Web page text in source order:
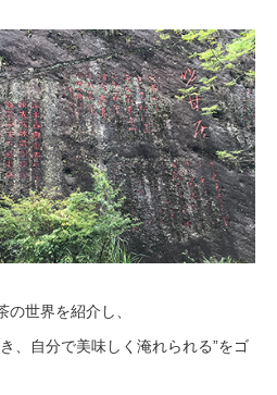
世界を紹介し、
、自分で美味しく淹れられる”をゴ